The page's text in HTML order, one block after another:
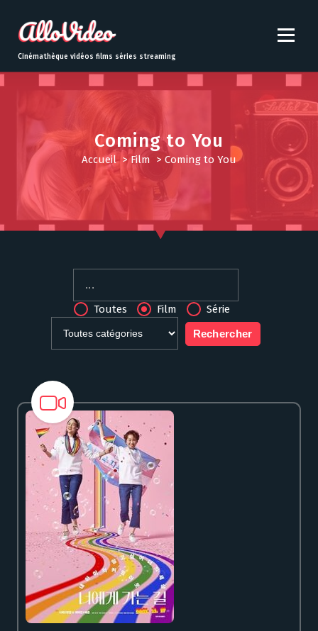
t
o
Cinémathèque vidéos films séries streaming
Coming to You
Accueil>Film > Coming to You
Toutes Film Série